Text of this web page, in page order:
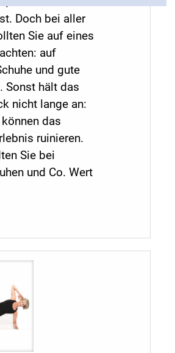
Doch bei aller
Sie auf eines
auf
und gute
Sonst hält das
nicht lange an:
das
ruinieren.
Sie bei
und Co. Wert